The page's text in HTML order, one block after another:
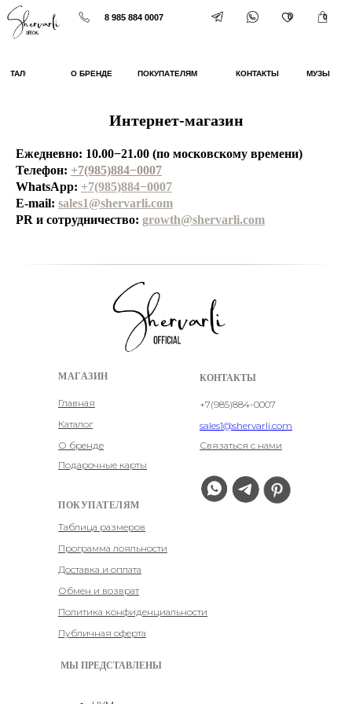
МУЗЫ
КАТАЛОГ О БРЕНДЕ ПОКУПАТЕЛЯМ КОНТАКТЫ
0
0
8 985 884 0007
Интернет-магазин
Ежедневно: 10.00−21.00 (по московскому времени)
Телефон: +7(985)884−0007
WhatsApp: +7(985)884−0007
E-mail: sales1@shervarli.com
PR и сотрудничество: growth@shervarli.com
Главная
Каталог
Связаться с нами
О бренде
Доставка и оплата
Обмен и возврат
МАГАЗИН
+7(985)884-0007
sales1@shervarli.com
ПОКУПАТЕЛЯМ
КОНТАКТЫ
Таблица размеров
Политика конфиденциальности
Публичная оферта
МЫ ПРЕДСТАВЛЕНЫ
Программа лояльности
Подарочные карты